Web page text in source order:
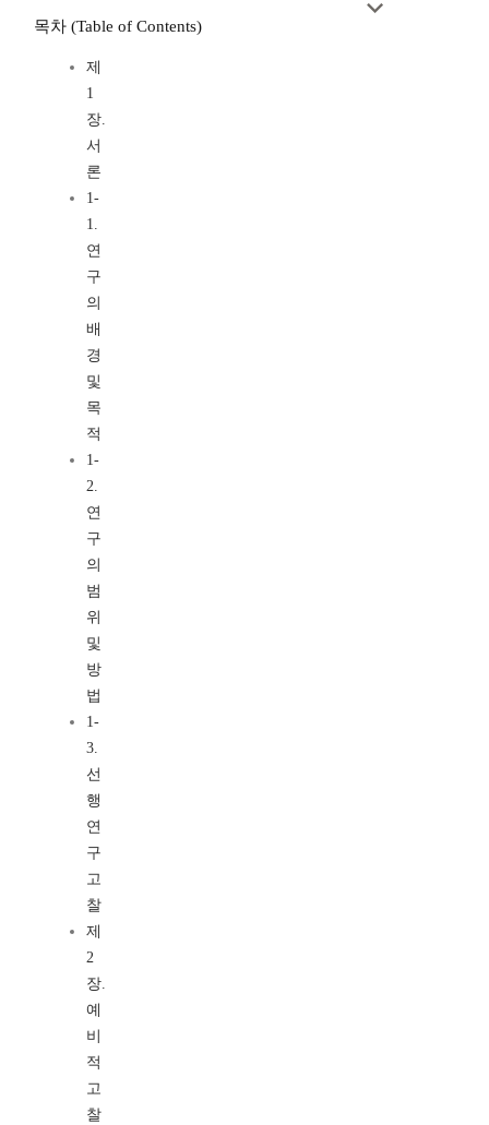
목차 (Table of Contents)
제
1
장.
서
론
1-
1.
연
구
의
배
경
및
목
적
1-
2.
연
구
의
범
위
및
방
법
1-
3.
선
행
연
구
고
찰
제
2
장.
예
비
적
고
찰